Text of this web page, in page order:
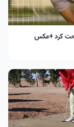
کرد +عکس